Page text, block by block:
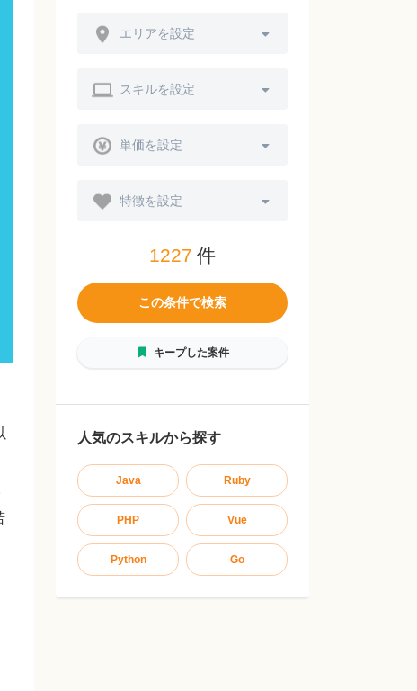
エリアを設定
スキルを設定
単価を設定
特徴を設定
1227 件
この条件で検索
キープした案件
人気のスキルから探す
Java Ruby
PHP Vue
Python Go